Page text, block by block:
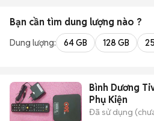
Bạn cần tìm dung lượng nào ?
Dung lượng: 64 GB 128 GB
Bình Dương
Phụ Kiện
Đã sử dụng